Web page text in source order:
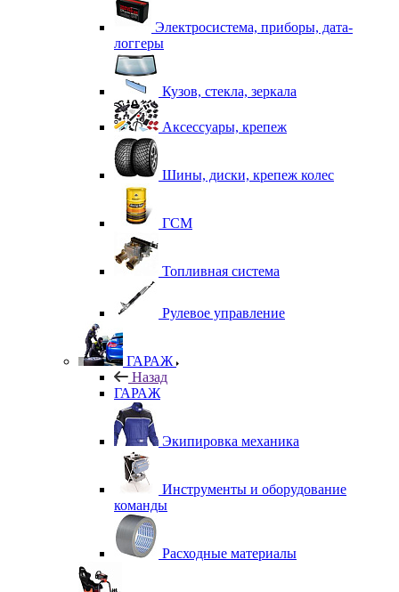
Электросистема, приборы, дата-
логгеры
Кузов, стекла, зеркала
Аксессуары, крепеж
Шины, диски, крепеж колес
ГСМ
Топливная система
Рулевое управление
ГАРАЖ
Назад
ГАРАЖ
Экипировка механика
Инструменты и оборудование
команды
Расходные материалы